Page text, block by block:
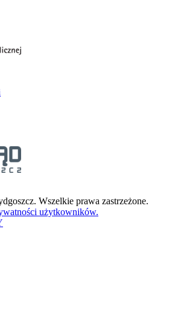
Wszelkie prawa zastrzeżone.
użytkowników.